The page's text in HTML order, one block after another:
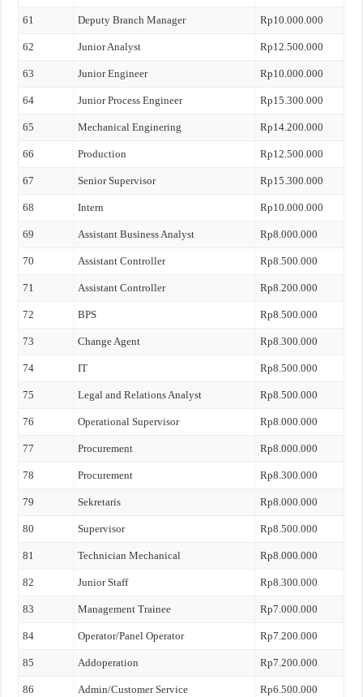
61 Deputy Branch Manager Rp10.000.000
62 Junior Analyst Rp12.500.000
63 Junior Engineer Rp10.000.000
64 Junior Process Engineer Rp15.300.000
65 Mechanical Enginering Rp14.200.000
66 Production Rp12.500.000
67 Senior Supervisor Rp15.300.000
68 Intern Rp10.000.000
69 Assistant Business Analyst Rp8.000.000
70 Assistant Controller Rp8.500.000
71 Assistant Controller Rp8.200.000
72 BPS Rp8.500.000
73 Change Agent Rp8.300.000
74 IT Rp8.500.000
75 Legal and Relations Analyst Rp8.500.000
76 Operational Supervisor Rp8.000.000
77 Procurement Rp8.000.000
78 Procurement Rp8.300.000
79 Sekretaris Rp8.000.000
80 Supervisor Rp8.500.000
81 Technician Mechanical Rp8.000.000
82 Junior Staff Rp8.300.000
83 Management Trainee Rp7.000.000
84 Operator/Panel Operator Rp7.200.000
85 Addoperation Rp7.200.000
86 Admin/Customer Service Rp6.500.000